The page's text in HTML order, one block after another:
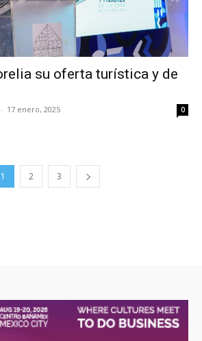
su oferta turística y de
- 17 enero, 2025 0
1 2 3